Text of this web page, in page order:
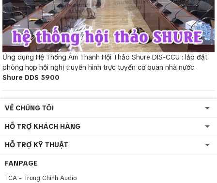
Ứng dụng Hệ Thống Âm Thanh Hội Thảo Shure DIS-CCU : lắp đặt
phòng họp hội nghị truyền hình trực tuyến cơ quan nhà nước.
Shure DDS 5900
VỀ CHÚNG TÔI
HỖ TRỢ KHÁCH HÀNG
HỖ TRỢ KỸ THUẬT
FANPAGE
TCA - Trung Chính Audio